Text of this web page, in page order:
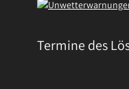
Termine des